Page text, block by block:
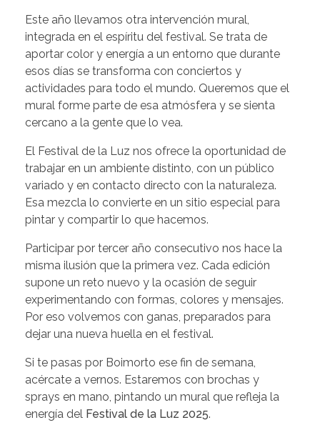
Este año llevamos otra intervención mural,
integrada en el espíritu del festival. Se trata de
aportar color y energía a un entorno que durante
esos días se transforma con conciertos y
actividades para todo el mundo. Queremos que el
mural forme parte de esa atmósfera y se sienta
cercano a la gente que lo vea.
El Festival de la Luz nos ofrece la oportunidad de
trabajar en un ambiente distinto, con un público
variado y en contacto directo con la naturaleza.
Esa mezcla lo convierte en un sitio especial para
pintar y compartir lo que hacemos.
Participar por tercer año consecutivo nos hace la
misma ilusión que la primera vez. Cada edición
supone un reto nuevo y la ocasión de seguir
experimentando con formas, colores y mensajes.
Por eso volvemos con ganas, preparados para
dejar una nueva huella en el festival.
Si te pasas por Boimorto ese fin de semana,
acércate a vernos. Estaremos con brochas y
sprays en mano, pintando un mural que refleja la
energía del Festival de la Luz 2025.